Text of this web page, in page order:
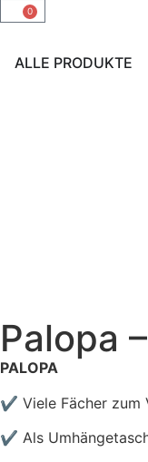
0
ALLE PRODUKTE
Palopa
PALOPA
✔ Viele Fächer zum
✔ Als